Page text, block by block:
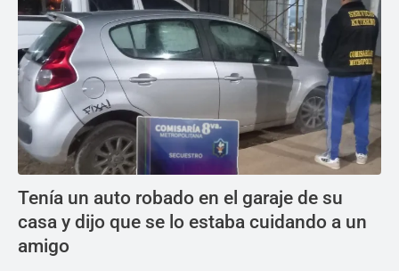
Tenía un auto robado en el garaje de su
casa y dijo que se lo estaba cuidando a un
amigo